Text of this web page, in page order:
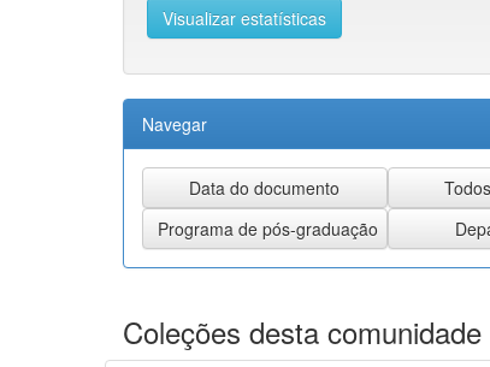
Visualizar estatísticas
Navegar
Coleções desta comunidade